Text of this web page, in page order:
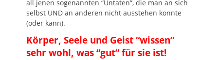
all jenen sogenannten “Untaten”, die man an sich
selbst UND an anderen nicht ausstehen konnte
(oder kann).
Körper, Seele und Geist “wissen”
sehr wohl, was “gut” für sie ist!